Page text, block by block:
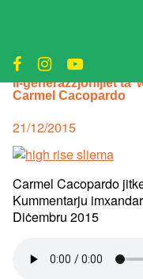
Donate
Join
Media
Search
Il-ġenerazzjonijiet ta’
Carmel Cacopardo
Posted
on
21/12/2015
Carmel Cacopardo​
Kummentarju
Diċembru 2015